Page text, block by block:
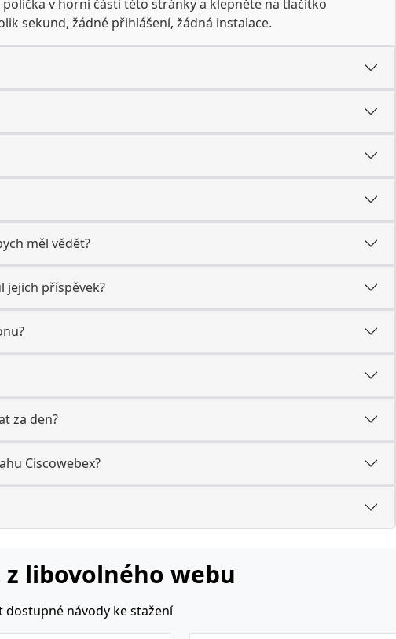
políčka v horní části této stránky a klepněte na tlačítko
sekund, žádné přihlášení, žádná instalace.
měl vědět?
jejich příspěvek?
za den?
Ciscowebex?
libovolného webu
dostupné návody ke stažení